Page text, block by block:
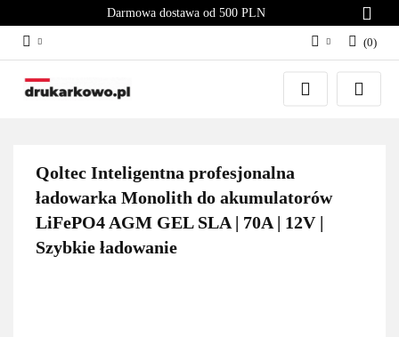
Darmowa dostawa od 500 PLN
Zaloguj się
Załóż konto
(0)
Qoltec Inteligentna profesjonalna
ładowarka Monolith do akumulatorów
LiFePO4 AGM GEL SLA | 70A | 12V |
Szybkie ładowanie